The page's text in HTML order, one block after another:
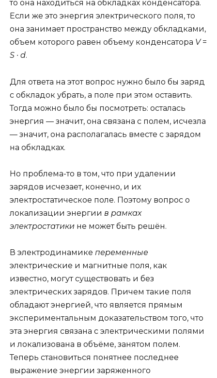
то она находиться на обкладках конденсатора.
Если же это энергия электрического поля, то
она занимает пространство между обкладками,
объем которого равен объему конденсатора V=
S ∙ d.
Для ответа на этот вопрос нужно было бы заряд
с обкладок убрать, а поле при этом оставить.
Тогда можно было бы посмотреть: осталась
энергия — значит, она связана с полем, исчезла
— значит, она располагалась вместе с зарядом
на обкладках.
Но проблема-то в том, что при удалении
зарядов исчезает, конечно, и их
электростатическое поле. Поэтому вопрос о
локализации энергии в рамках
электростатики не может быть решён.
В электродинамике переменные
электрические и магнитные поля, как
известно, могут существовать и без
электрических зарядов. Причем такие поля
обладают энергией, что является прямым
экспериментальным доказательством того, что
эта энергия связана с электрическими полями
и локализована в объёме, занятом полем.
Теперь становиться понятнее последнее
выражение энергии заряженного